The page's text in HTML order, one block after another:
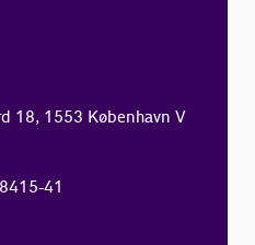
18, 1553 København V
41